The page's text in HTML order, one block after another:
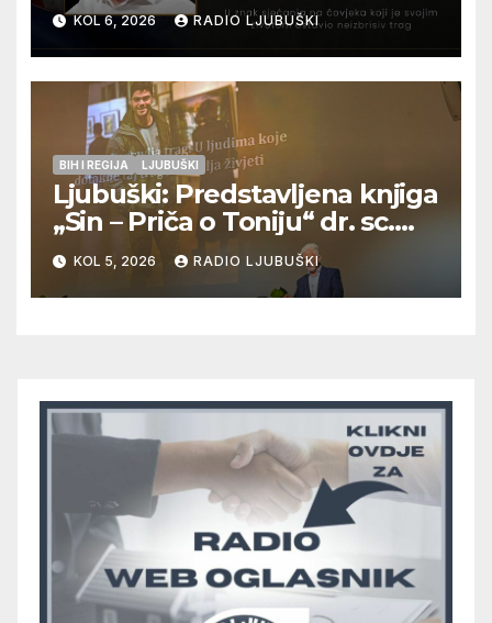
12. kolovoza u Otoku
KOL 6, 2026 RADIO LJUBUŠKI
BIH I REGIJA LJUBUŠKI
Ljubuški: Predstavljena knjiga
„Sin – Priča o Toniju“ dr. sc.
Zdenka Hercega
KOL 5, 2026 RADIO LJUBUŠKI